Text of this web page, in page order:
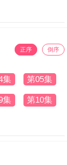
正序 倒序
集 第05集
集 第10集